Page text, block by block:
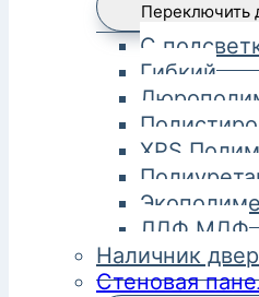
Переключить
С
Гибкий
XPS
ЛДФ МДФ
Наличник
Стеновая